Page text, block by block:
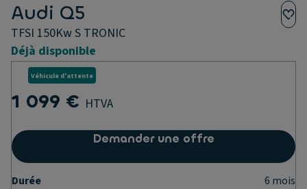
Audi Q5
TFSI 150Kw S TRONIC
Déjà disponible
Véhicule d'attente
1 099 € HTVA
Demander une offre
Durée 6 mois